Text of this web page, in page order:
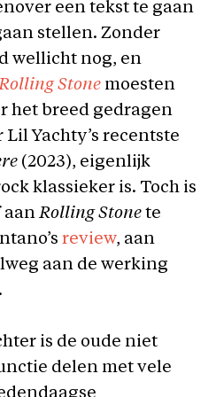
een tekst te gaan
stellen. Zonder
wellicht nog, en
Stone moesten
het breed gedragen
Yachty’s recentste
(2023), eigenlijk
klassieker is. Toch is
aanRolling Stone te
review, aan
aan de werking
is de oude niet
delen met vele